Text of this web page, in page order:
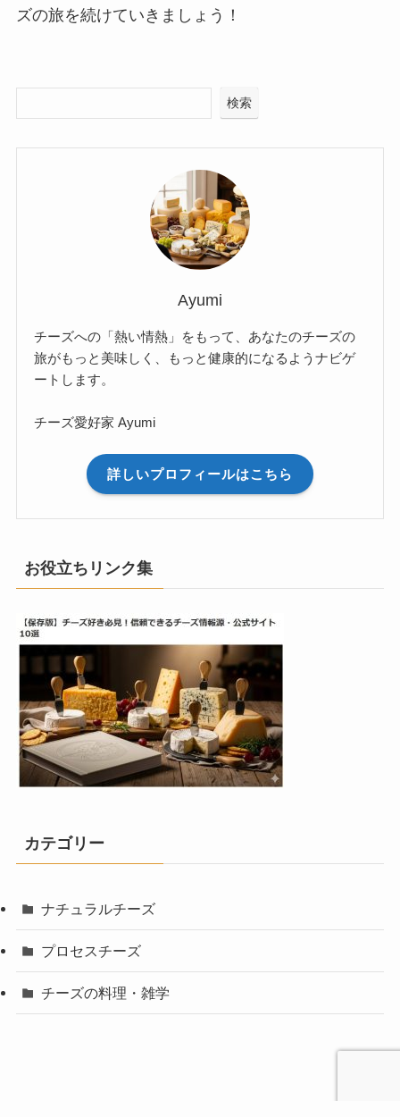
ズの旅を続けていきましょう！
検索
Ayumi
チーズへの「熱い情熱」をもって、あなたのチーズの
旅がもっと美味しく、もっと健康的になるようナビゲ
ートします。
チーズ愛好家 Ayumi
詳しいプロフィールはこちら
お役立ちリンク集
カテゴリー
ナチュラルチーズ
プロセスチーズ
チーズの料理・雑学